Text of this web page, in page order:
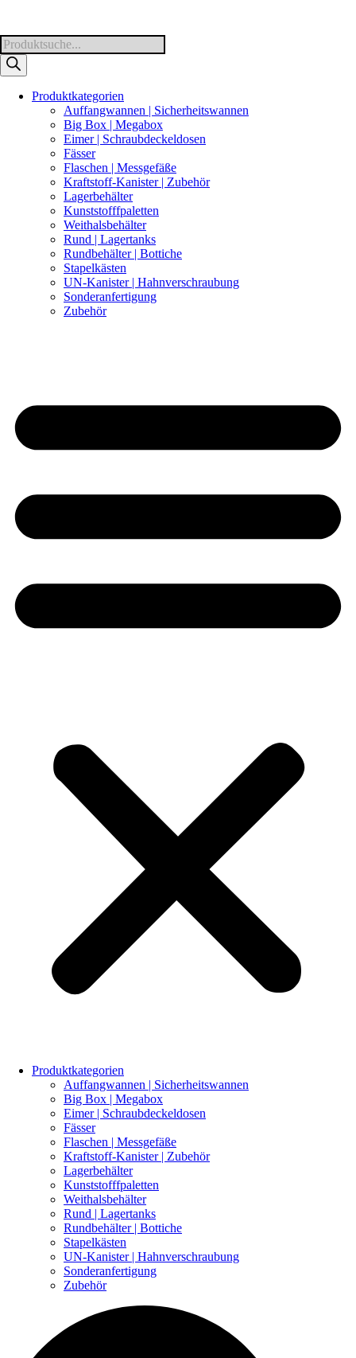
Products
search
Produktkategorien
Auffangwannen | Sicherheitswannen
Big Box | Megabox
Eimer | Schraubdeckeldosen
Fässer
Flaschen | Messgefäße
Kraftstoff-Kanister | Zubehör
Lagerbehälter
Kunststofffpaletten
Weithalsbehälter
Rund | Lagertanks
Rundbehälter | Bottiche
Stapelkästen
UN-Kanister | Hahnverschraubung
Sonderanfertigung
Zubehör
Produktkategorien
Auffangwannen | Sicherheitswannen
Big Box | Megabox
Eimer | Schraubdeckeldosen
Fässer
Flaschen | Messgefäße
Kraftstoff-Kanister | Zubehör
Lagerbehälter
Kunststofffpaletten
Weithalsbehälter
Rund | Lagertanks
Rundbehälter | Bottiche
Stapelkästen
UN-Kanister | Hahnverschraubung
Sonderanfertigung
Zubehör